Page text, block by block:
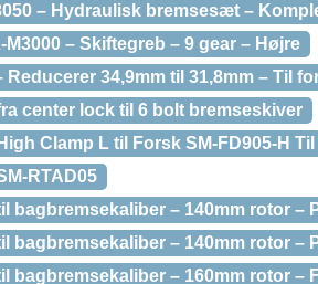
– Hydraulisk bremsesæt –
– Skiftegreb – 9 gear – Højre
Reducerer 34,9mm til 31,8mm – Til
center lock til 6 bolt bremseskiver
Clamp L til Forsk SM-FD905-H Til
RTAD05
bagbremsekaliber – 140mm rotor –
bagbremsekaliber – 140mm rotor –
bagbremsekaliber – 160mm rotor –